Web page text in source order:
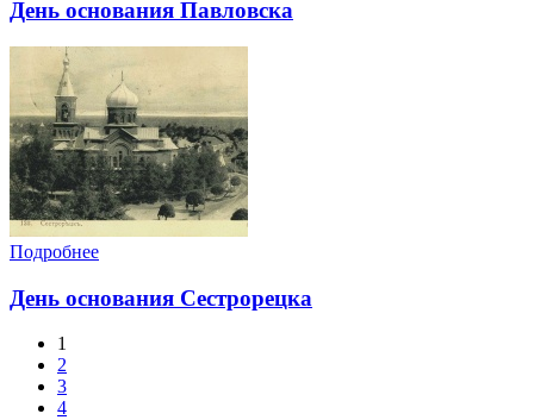
День основания Павловска
Подробнее
День основания Сестрорецка
1
2
3
4